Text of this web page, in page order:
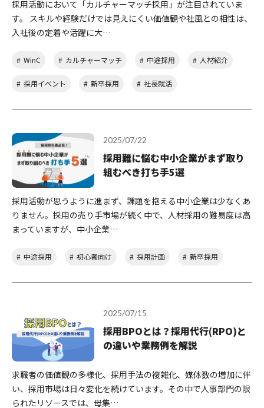
採用活動において「カルチャーマッチ採用」が注目されていま
す。 スキルや経験だけでは見えにくい価値観や社風との相性は、
入社後の定着や活躍に大…
WinC カルチャーマッチ 中途採用 人材紹介
採用イベント 新卒採用 社長就活
2025/07/22
採用難に悩む中小企業がまず取り
組むべき打ち手5選
採用活動が思うように進まず、課題を抱える中小企業は少なくあ
りません。採用の売り手市場が続く中で、人材採用の難易度は高
まっていますが、中小企業…
中途採用 初心者向け 採用計画 新卒採用
2025/07/15
採用BPOとは？採用代行(RPO)と
の違いや業務例を解説
求職者の価値観の多様化、採用手法の複雑化、媒体数の増加に伴
い、採用市場は日々変化を続けています。その中で人事部門の限
られたリソースでは、母集…